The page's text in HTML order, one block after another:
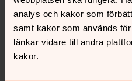
analys och kakor som
samt kakor som används
länkar vidare till andra
kakor.
Gothem & Väskinde
Joel Saxholm
0498-22 27 28, 072-216